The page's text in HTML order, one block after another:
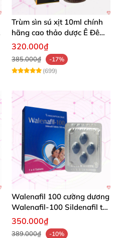
Trùm sìn sú xịt 10ml chính
hãng cao thảo dược Ê Đê
kéo dài QT
320.000₫
385.000₫
-17%
(699)
Walenafil 100 cường dương
Walenafil-100 Sildenafil trị
xuất tinh sớm tăng sinh lý
kéo dài thời gian
350.000₫
389.000₫
-10%